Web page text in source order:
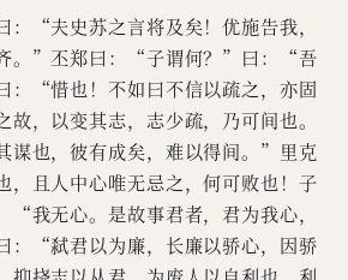
：“夫史苏之言将及矣！优施告我，
。”丕郑曰：“子谓何？”曰：“吾
：“惜也！不如曰不信以疏之，亦固
故，以变其志，志少疏，乃可间也。
谋也，彼有成矣，难以得间。”里克
，且人中心唯无忌之，何可败也！子
我无心。是故事君者，君为我心，
：“弑君以为廉，长廉以骄心，因骄